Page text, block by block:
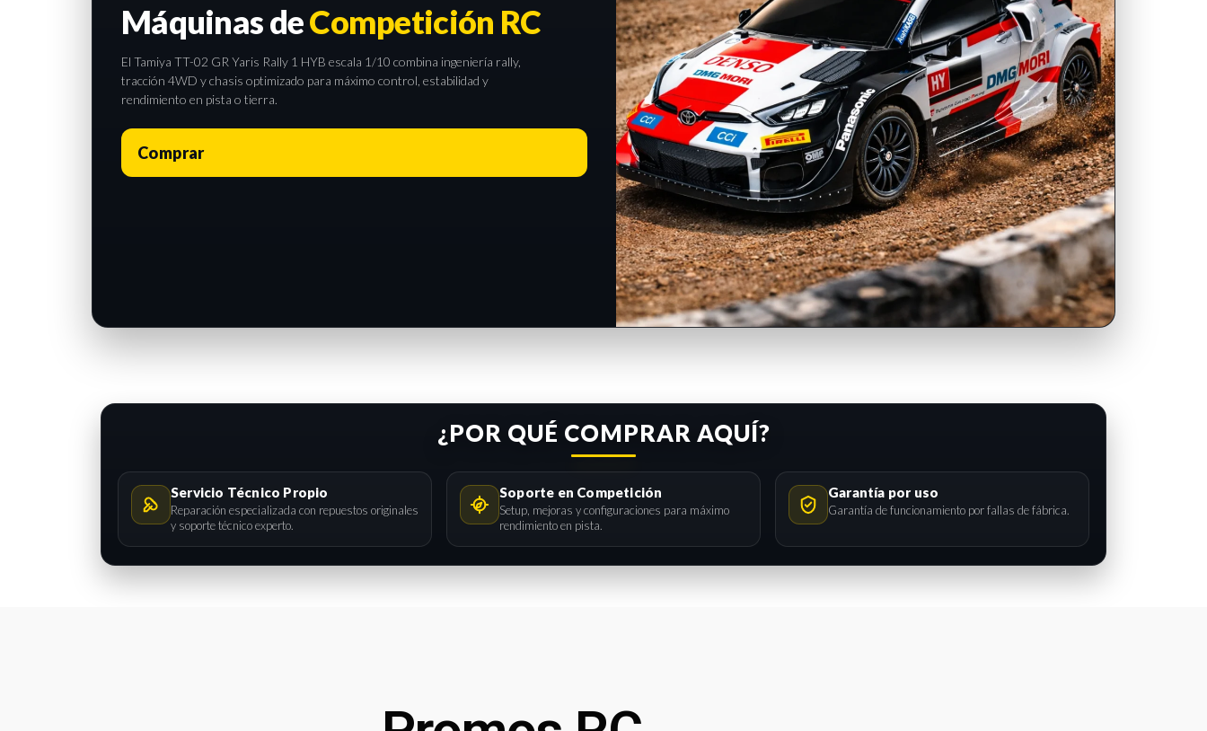
Máquinas deCompetición RC
El Tamiya TT-02 GR Yaris Rally 1 HYB escala 1/10 combina ingeniería rally,
tracción 4WD y chasis optimizado para máximo control, estabilidad y
rendimiento en pista o tierra.
Comprar
¿POR QUÉ COMPRAR AQUÍ?
Servicio Técnico Propio
Reparación especializada con repuestos originales
y soporte técnico experto.
Soporte en Competición
Setup, mejoras y configuraciones para máximo
rendimiento en pista.
Garantía por uso
Garantía de funcionamiento por fallas de fábrica.